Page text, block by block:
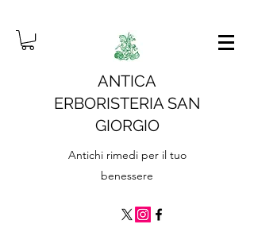
ANTICA
ERBORISTERIA SAN
GIORGIO
Antichi rimedi per il tuo
benessere